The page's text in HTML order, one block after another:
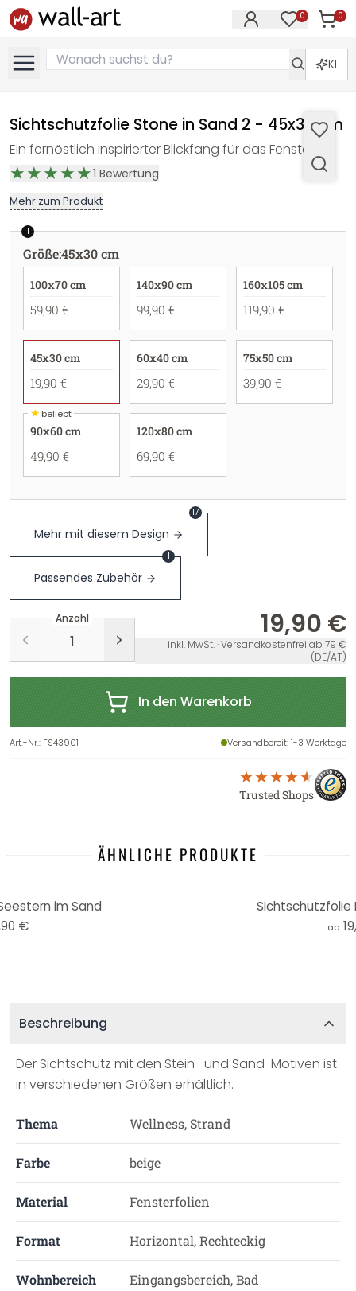
0 0
KI
Sichtschutzfolie Stone in Sand 2 - 45x30 cm
Ein fernöstlich inspirierter Blickfang für das Fenster.
1 Bewertung
Mehr zum Produkt
1
Größe:45x30 cm
100x70 cm
59,90 €
140x90 cm
99,90 €
160x105 cm
119,90 €
45x30 cm
19,90 €
60x40 cm
29,90 €
75x50 cm
39,90 €
★beliebt
90x60 cm
49,90 €
120x80 cm
69,90 €
Mehr mit diesem Design
17
Passendes Zubehör
1
Anzahl 19,90 €
inkl. MwSt. · Versandkostenfrei ab 79 €
(DE/AT)
In den Warenkorb
Art.-Nr.: FS43901 Versandbereit: 1-3 Werktage
Trusted Shops
ÄHNLICHE PRODUKTE
im Sand
€
Sichtschutzfolie
ab
Beschreibung
Der Sichtschutz mit den Stein- und Sand-Motiven ist
in verschiedenen Größen erhältlich.
Thema Wellness, Strand
Farbe beige
Material Fensterfolien
Format Horizontal, Rechteckig
Wohnbereich Eingangsbereich, Bad